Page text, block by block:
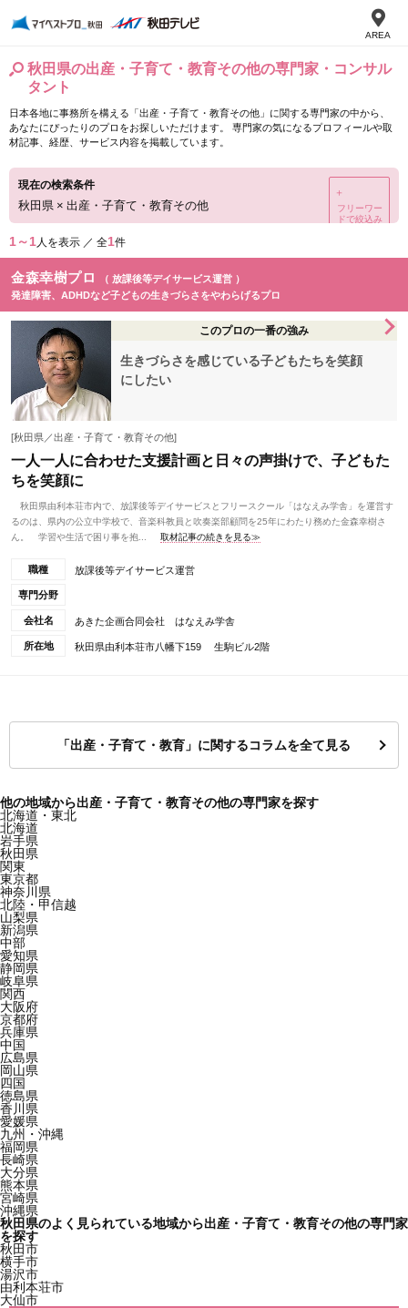
AREA
秋田県の出産・子育て・教育その他の専門家・コンサル
タント
日本各地に事務所を構える「出産・子育て・教育その他」に関する専門家の中から、
あなたにぴったりのプロをお探しいただけます。 専門家の気になるプロフィールや取
材記事、経歴、サービス内容を掲載しています。
現在の検索条件
秋田県 × 出産・子育て・教育その他
＋
フリーワー
ドで絞込み
1～1人を表示 ／ 全1件
金森幸樹プロ
（ 放課後等デイサービス運営 ）
発達障害、ADHDなど子どもの生きづらさをやわらげるプロ
このプロの一番の強み
生きづらさを感じている子どもたちを笑顔
にしたい
[秋田県／出産・子育て・教育その他]
一人一人に合わせた支援計画と日々の声掛けで、子どもた
ちを笑顔に
秋田県由利本荘市内で、放課後等デイサービスとフリースクール「はなえみ学舎」を運営す
るのは、県内の公立中学校で、音楽科教員と吹奏楽部顧問を25年にわたり務めた金森幸樹さ
ん。 学習や生活で困り事を抱...
取材記事の続きを見る≫
職種 放課後等デイサービス運営
専門分野
会社名 あきた企画合同会社 はなえみ学舎
所在地 秋田県由利本荘市八幡下159 生駒ビル2階
「出産・子育て・教育」に関するコラムを全て見る
他の地域から出産・子育て・教育その他の専門家を探す
北海道・東北
北海道
岩手県
秋田県
関東
東京都
神奈川県
北陸・甲信越
山梨県
新潟県
中部
愛知県
静岡県
岐阜県
関西
大阪府
京都府
兵庫県
中国
広島県
岡山県
四国
徳島県
香川県
愛媛県
九州・沖縄
福岡県
長崎県
大分県
熊本県
宮崎県
沖縄県
秋田県のよく見られている地域から出産・子育て・教育その他の専門家
を探す
秋田市
横手市
湯沢市
由利本荘市
大仙市